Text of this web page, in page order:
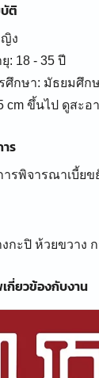
ติ
ญิง
: 18 - 35 ปี
ศึกษา: มัธยมศึก
cm ขึ้นไป ดูสะอ
ร
ารพิจารณาเบี้ย
งกะปิ ห้วยขวาง
กี่ยวข้องกับงาน